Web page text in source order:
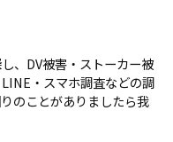
、DV被害・ストーカー被
・スマホ調査などの調
のことがありましたら我